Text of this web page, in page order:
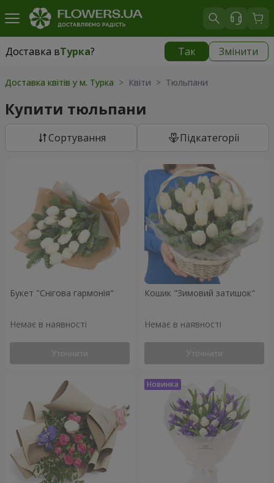
Доставка вТурка? Так Змінити
Доставка вТурка
Доставка квітів у м. Турка > Квіти > Тюльпани
Купити тюльпани
Сортування Підкатегорії
Букет "Снігова гармонія"
Немає в наявності
Уточнити
Кошик "Зимовий затишок"
Немає в наявності
Уточнити